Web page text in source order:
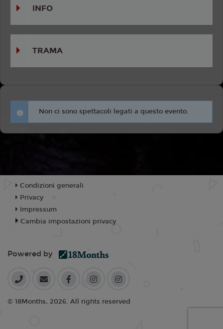
INFO
TRAMA
Non ci sono spettacoli legati a questo evento.
Condizioni generali
Privacy
Impressum
Cambia impostazioni privacy
Powered by
© 18Months, 2026. All rights reserved